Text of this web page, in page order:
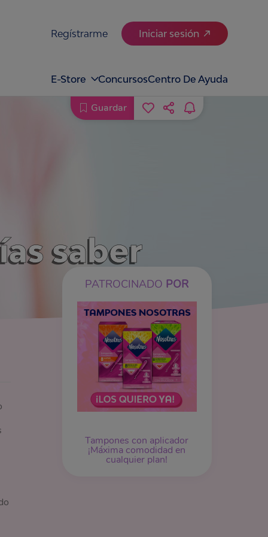
Regístrarme Iniciar sesión
E-Store ConcursosCentro De Ayuda
saber
PATROCINADO POR
Tampones con aplicador
¡Máxima comodidad en
cualquier plan!
Guardar